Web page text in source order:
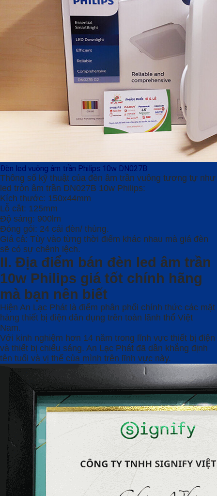
Đèn led vuông âm trần Philips 10w DN027B
Thông số kỹ thuật của đèn âm trần vuông tương tự như
led tròn âm trần DN027B 10w Philips:
Kích thước: 150x44mm
Lỗ cắt: 125mm
Độ sáng: 900lm
Đóng gói: 24 cái đèn/ thùng.
Giá cả: Tùy vào từng thời điểm khác nhau mà giá đèn
sẽ có sự chênh lệch.
II. Địa điểm bán đèn led âm trần
10w Philips giá tốt chính hãng
mà bạn nên biết
Hiện An Lạc Phát là điểm phân phối chính thức các mặt
hàng thiết bị điện dân dụng trên toàn lãnh thổ Việt
Nam.
Với kinh nghiệm hơn 14 năm trong lĩnh vực thiết bị điện
và thiết bị chiếu sáng. An Lạc Phát đã dần khẳng định
tên tuổi và vị thế của mình trên lĩnh vực này.